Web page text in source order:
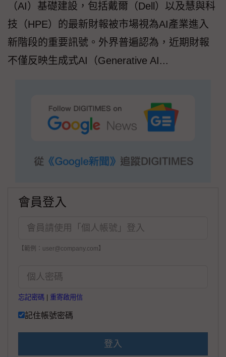
（AI）基礎建設，包括戴爾（Dell）以及慧與科
技（HPE）的最新財報被市場視為AI產業進入
新階段的重要訊號。外界普遍認為，近期財報
不僅反映生成式AI（Generative AI...
會員登入
【範例：user@company.com】
忘記密碼 重寄啟用信
記住帳號密碼
登入